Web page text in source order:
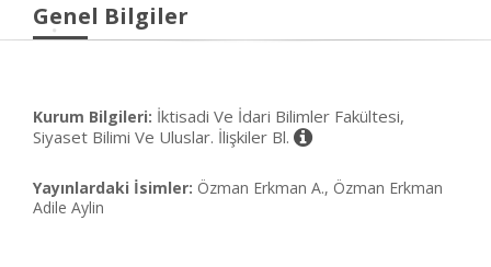
Genel Bilgiler
Kurum Bilgileri: İktisadi Ve İdari Bilimler Fakültesi,
Siyaset Bilimi Ve Uluslar. İlişkiler Bl.
Yayınlardaki İsimler: Özman Erkman A., Özman Erkman
Adile Aylin